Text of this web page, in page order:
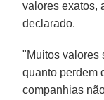
valores exatos,
declarado.
"Muitos valores
quanto perdem
companhias